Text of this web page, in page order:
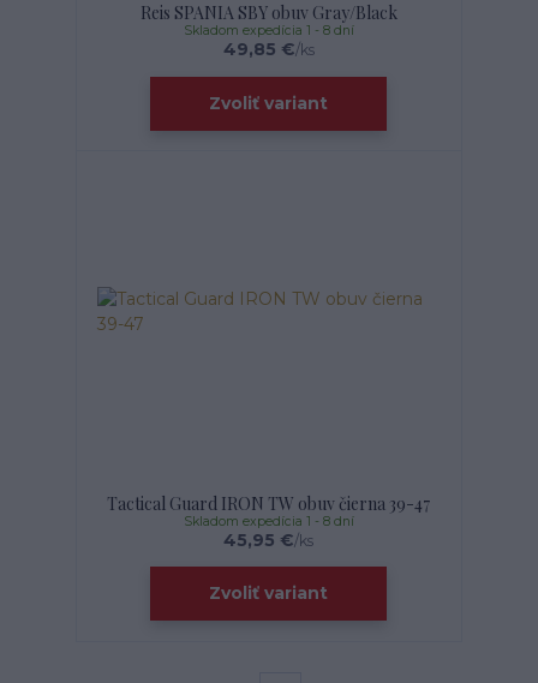
Reis SPANIA SBY obuv Gray/Black
49,85 €/ks
Skladom expedícia 1 - 8 dní
Zvoliť variant
Tactical Guard IRON TW obuv čierna 39-47
45,95 €/ks
Skladom expedícia 1 - 8 dní
Zvoliť variant